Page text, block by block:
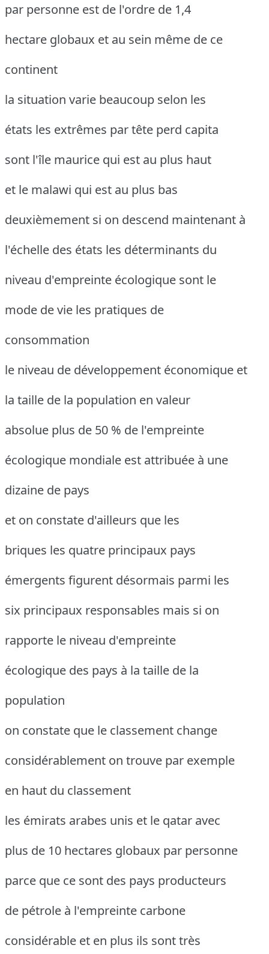
par personne est de l'ordre de 1,4
hectare globaux et au sein même de ce
continent
la situation varie beaucoup selon les
états les extrêmes par tête perd capita
sont l'île maurice qui est au plus haut
et le malawi qui est au plus bas
deuxièmement si on descend maintenant à
l'échelle des états les déterminants du
niveau d'empreinte écologique sont le
mode de vie les pratiques de
consommation
le niveau de développement économique et
la taille de la population en valeur
absolue plus de 50 % de l'empreinte
écologique mondiale est attribuée à une
dizaine de pays
et on constate d'ailleurs que les
briques les quatre principaux pays
émergents figurent désormais parmi les
six principaux responsables mais si on
rapporte le niveau d'empreinte
écologique des pays à la taille de la
population
on constate que le classement change
considérablement on trouve par exemple
en haut du classement
les émirats arabes unis et le qatar avec
plus de 10 hectares globaux par personne
parce que ce sont des pays producteurs
de pétrole à l'empreinte carbone
considérable et en plus ils sont très